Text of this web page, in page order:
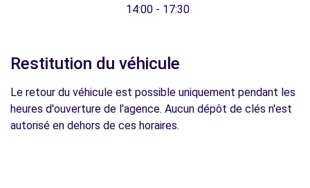
14:00 - 17:30
Restitution du véhicule
Le retour du véhicule est possible uniquement pendant les
heures d'ouverture de l'agence. Aucun dépôt de clés n'est
autorisé en dehors de ces horaires.